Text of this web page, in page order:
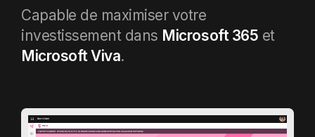
Capable de maximiser votre
investissement dans Microsoft 365 et
Microsoft Viva.